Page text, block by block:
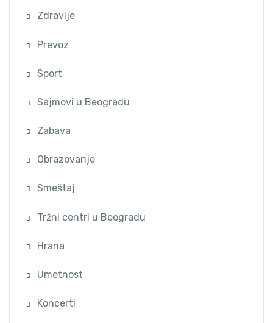
Zdravlje
Prevoz
Sport
Sajmovi u Beogradu
Zabava
Obrazovanje
Smeštaj
Tržni centri u Beogradu
Hrana
Umetnost
Koncerti